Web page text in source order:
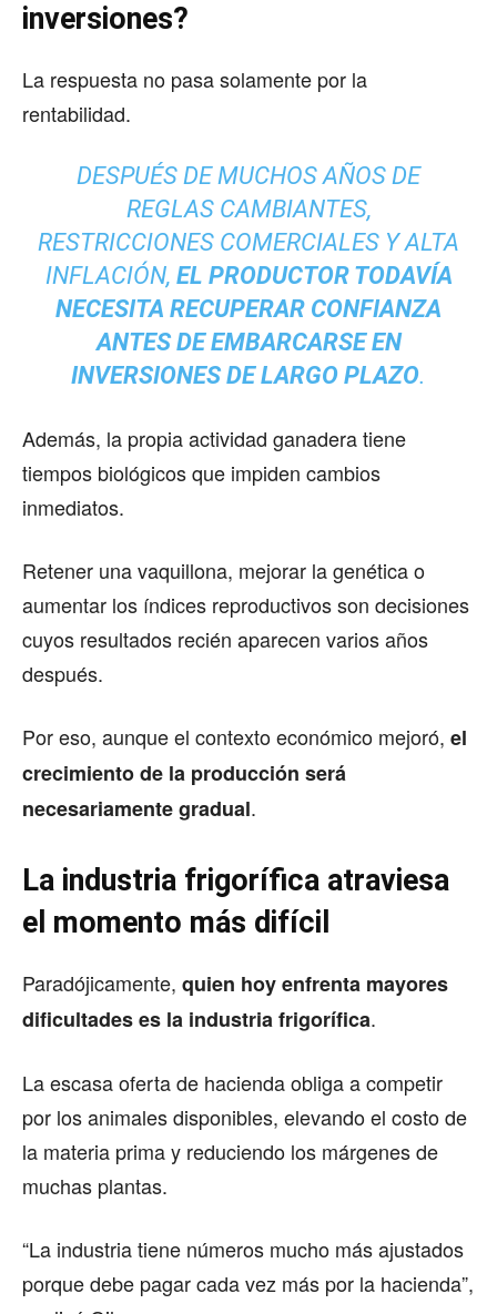
inversiones?
La respuesta no pasa solamente por la
rentabilidad.
DESPUÉS DE MUCHOS AÑOS DE
REGLAS CAMBIANTES,
RESTRICCIONES COMERCIALES Y ALTA
INFLACIÓN, EL PRODUCTOR TODAVÍA
NECESITA RECUPERAR CONFIANZA
ANTES DE EMBARCARSE EN
INVERSIONES DE LARGO PLAZO.
Además, la propia actividad ganadera tiene
tiempos biológicos que impiden cambios
inmediatos.
Retener una vaquillona, mejorar la genética o
aumentar los índices reproductivos son decisiones
cuyos resultados recién aparecen varios años
después.
Por eso, aunque el contexto económico mejoró, el
crecimiento de la producción será
necesariamente gradual.
La industria frigorífica atraviesa
el momento más difícil
Paradójicamente, quien hoy enfrenta mayores
dificultades es la industria frigorífica.
La escasa oferta de hacienda obliga a competir
por los animales disponibles, elevando el costo de
la materia prima y reduciendo los márgenes de
muchas plantas.
“La industria tiene números mucho más ajustados
porque debe pagar cada vez más por la hacienda”,